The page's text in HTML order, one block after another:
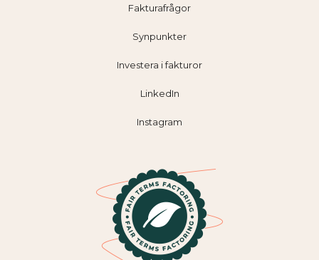
Fakturafrågor
Synpunkter
Investera i fakturor
LinkedIn
Instagram